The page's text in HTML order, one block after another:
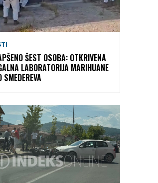
ŠEST OSOBA: OTKRIVENA
LABORATORIJA MARIHUANE
SMEDEREVA